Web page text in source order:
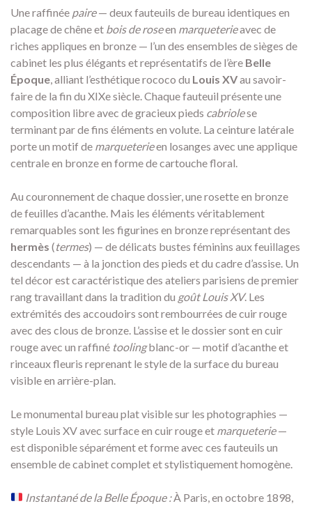
Une raffinée paire— deux fauteuils de bureau identiques en
placage de chêne et bois de roseen marqueterieavec de
riches appliques en bronze — l’un des ensembles de sièges de
cabinet les plus élégants et représentatifs de l’ère Belle
Époque, alliant l’esthétique rococo du Louis XVau savoir-
faire de la fin du XIXe siècle. Chaque fauteuil présente une
composition libre avec de gracieux pieds cabriolese
terminant par de fins éléments en volute. La ceinture latérale
porte un motif de marqueterieen losanges avec une applique
centrale en bronze en forme de cartouche floral.
Au couronnement de chaque dossier, une rosette en bronze
de feuilles d’acanthe. Mais les éléments véritablement
remarquables sont les figurines en bronze représentant des
hermès (termes) — de délicats bustes féminins aux feuillages
descendants — à la jonction des pieds et du cadre d’assise. Un
tel décor est caractéristique des ateliers parisiens de premier
rang travaillant dans la tradition du goût Louis XV. Les
extrémités des accoudoirs sont rembourrées de cuir rouge
avec des clous de bronze. L’assise et le dossier sont en cuir
rouge avec un raffiné toolingblanc-or — motif d’acanthe et
rinceaux fleuris reprenant le style de la surface du bureau
visible en arrière-plan.
Le monumental bureau plat visible sur les photographies —
style Louis XV avec surface en cuir rouge et marqueterie—
est disponible séparément et forme avec ces fauteuils un
ensemble de cabinet complet et stylistiquement homogène.
Instantané de la Belle Époque :À Paris, en octobre 1898,